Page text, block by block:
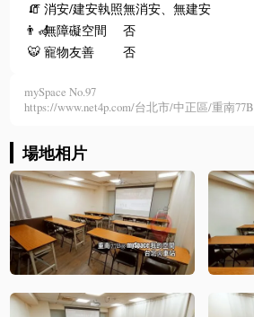
🧯 消安/建安執照無消安、無建安
👨‍🦽無障礙空間
否
🐯 寵物友善 否
mySpace No.97
https://www.net4p.com/台北市/中正區/重南77B
場地相片